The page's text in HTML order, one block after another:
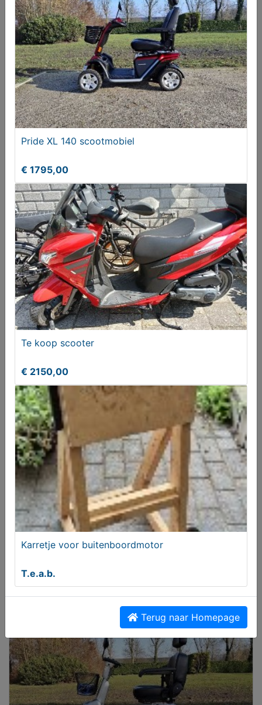
Pride XL 140 scootmobiel
€ 1795,00
Karretje voor buitenboordmotor
T.e.a.b.
Zundapp 517 Goudhaantje Opknappers Gezocht
Gevraagd
Pride XL 140 scootmobiel
€ 1795,00
Te koop scooter
€ 2150,00
Karretje voor buitenboordmotor
T.e.a.b.
Terug naar Homepage